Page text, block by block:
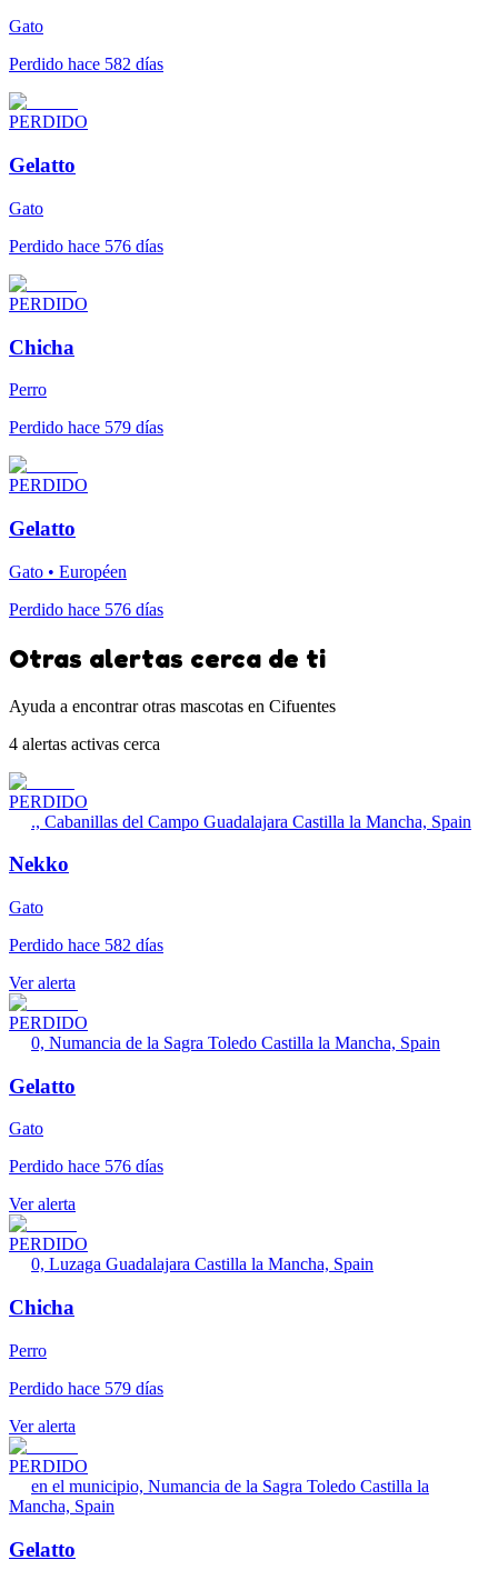
Gato
Perdido hace 582 días
PERDIDO
Gelatto
Gato
Perdido hace 576 días
PERDIDO
Chicha
Perro
Perdido hace 579 días
PERDIDO
Gelatto
Gato • Européen
Perdido hace 576 días
Otras alertas cerca de ti
Ayuda a encontrar otras mascotas en Cifuentes
4 alertas activas cerca
PERDIDO
., Cabanillas del Campo Guadalajara Castilla la Mancha, Spain
Nekko
Gato
Perdido hace 582 días
Ver alerta
PERDIDO
0, Numancia de la Sagra Toledo Castilla la Mancha, Spain
Gelatto
Gato
Perdido hace 576 días
Ver alerta
PERDIDO
0, Luzaga Guadalajara Castilla la Mancha, Spain
Chicha
Perro
Perdido hace 579 días
Ver alerta
PERDIDO
en el municipio, Numancia de la Sagra Toledo Castilla la
Mancha, Spain
Gelatto